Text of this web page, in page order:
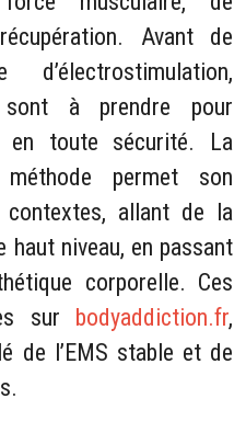
Avant de
sont à prendre pour
en toute sécurité. La
permet son
contextes, allant de la
niveau, en passant
corporelle. Ces
sur bodyaddiction.fr,
de l’EMS stable et de